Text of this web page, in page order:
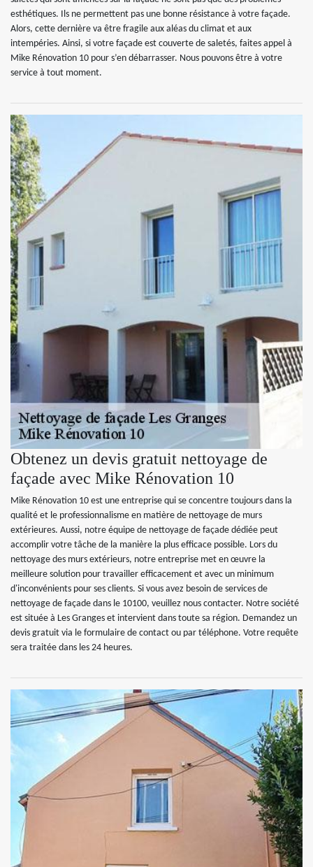
esthétiques. Ils ne permettent pas une bonne résistance à votre façade.
Alors, cette dernière va être fragile aux aléas du climat et aux
intempéries. Ainsi, si votre façade est couverte de saletés, faites appel à
Mike Rénovation 10 pour s’en débarrasser. Nous pouvons être à votre
service à tout moment.
Obtenez un devis gratuit nettoyage de
façade avec Mike Rénovation 10
Mike Rénovation 10 est une entreprise qui se concentre toujours dans la
qualité et le professionnalisme en matière de nettoyage de murs
extérieures. Aussi, notre équipe de nettoyage de façade dédiée peut
accomplir votre tâche de la manière la plus efficace possible. Lors du
nettoyage des murs extérieurs, notre entreprise met en œuvre la
meilleure solution pour travailler efficacement et avec un minimum
d'inconvénients pour ses clients. Si vous avez besoin de services de
nettoyage de façade dans le 10100, veuillez nous contacter. Notre société
est située à Les Granges et intervient dans toute sa région. Demandez un
devis gratuit via le formulaire de contact ou par téléphone. Votre requête
sera traitée dans les 24 heures.